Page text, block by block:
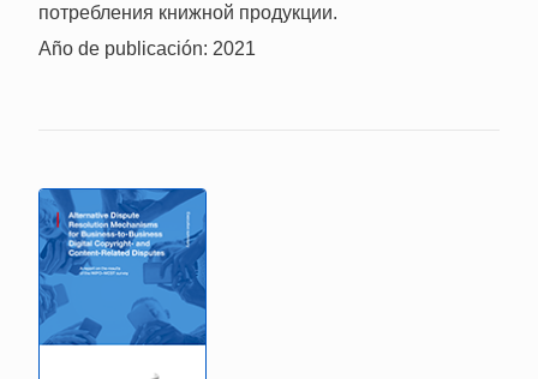
потребления книжной продукции.
Año de publicación: 2021